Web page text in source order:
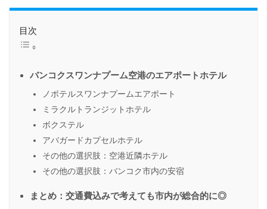
目次
バンコクスワンナプーム空港のエアポートホテル
ノボテルスワンナプームエアポート
ミラクルトランジットホテル
ボクステル
アバガードカプセルホテル
その他の選択肢：空港近隣ホテル
その他の選択肢：バンコク市内の安宿
まとめ：交通費込みで考えても市内が総合的に◎